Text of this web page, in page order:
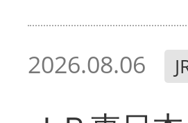
2026.08.06